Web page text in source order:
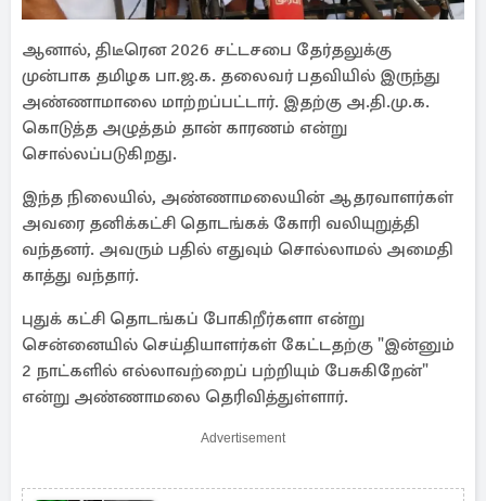
ஆனால், திடீரென 2026 சட்டசபை தேர்தலுக்கு
முன்பாக தமிழக பா.ஜ.க. தலைவர் பதவியில் இருந்து
அண்ணாமாலை மாற்றப்பட்டார். இதற்கு அ.தி.மு.க.
கொடுத்த அழுத்தம் தான் காரணம் என்று
சொல்லப்படுகிறது.
இந்த நிலையில், அண்ணாமலையின் ஆதரவாளர்கள்
அவரை தனிக்கட்சி தொடங்கக் கோரி வலியுறுத்தி
வந்தனர். அவரும் பதில் எதுவும் சொல்லாமல் அமைதி
காத்து வந்தார்.
புதுக் கட்சி தொடங்கப் போகிறீர்களா என்று
சென்னையில் செய்தியாளர்கள் கேட்டதற்கு "இன்னும்
2 நாட்களில் எல்லாவற்றைப் பற்றியும் பேசுகிறேன்"
என்று அண்ணாமலை தெரிவித்துள்ளார்.
Advertisement